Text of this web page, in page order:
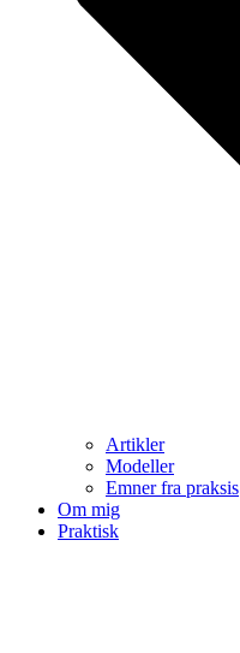
Artikler
Modeller
Emner fra praksis
Om mig
Praktisk